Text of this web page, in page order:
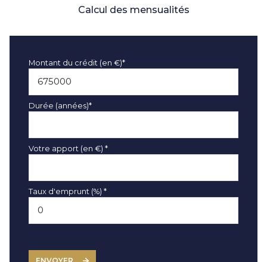
Calcul des mensualités
Montant du crédit (en €)*
Durée (années)*
Votre apport (en €) *
Taux d'emprunt (%) *
ENVOYER